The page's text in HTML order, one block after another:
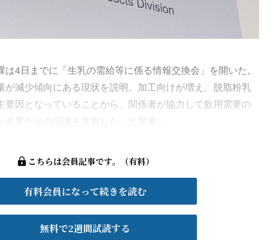
4日までに「生乳の需給等に係る情報交換会」を開いた。
が減少傾向にある現状を説明。加工向けが増え、脱脂粉乳
要因となっていることから、関係者が協力して飲用需要の
必要だとの認識を共有した。出席者...
こちらは会員記事です。（有料）
有料会員になって続きを読む
無料で2週間試読する